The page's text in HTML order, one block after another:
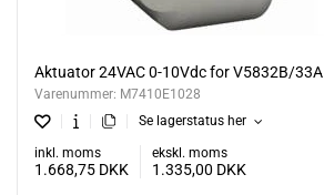
Aktuator 24VAC 0-10Vdc for V5832B/33A
Varenummer: M7410E1028
Se lagerstatus her
inkl. moms
1.668,75 DKK
ekskl. moms
1.335,00 DKK